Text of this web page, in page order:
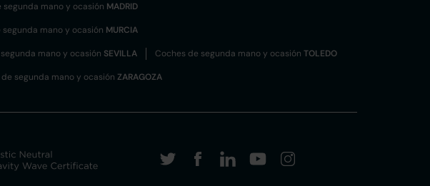
segunda mano y ocasión MADRID
mano y ocasión MURCIA
mano y ocasión SEVILLA Coches de segunda mano y ocasión TOLEDO
segunda mano y ocasión ZARAGOZA